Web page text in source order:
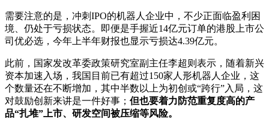
需要注意的是，冲刺IPO的机器人企业中，不少正面临盈利困
境、仍处于亏损状态。即便是手握近14亿元订单的港股上市公
司优必选，今年上半年财报也显示亏损达4.39亿元。
此前，国家发改革委政策研究室副主任李超则表示，随着新兴
资本加速入场，我国目前已有超过150家人形机器人企业，这
个数量还在不断增加，其中半数以上为初创或“跨行”入局，这
对鼓励创新来讲是一件好事； 但也要着力防范重复度高的产
品“扎堆”上市、研发空间被压缩等风险。